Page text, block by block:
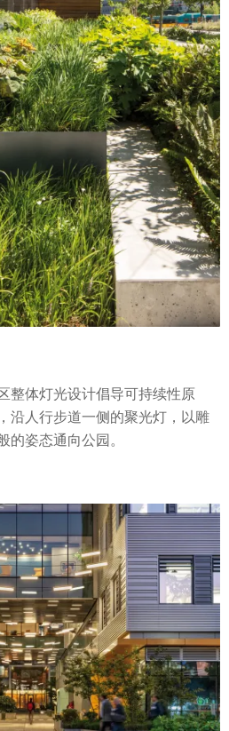
整体灯光设计倡导可持续性原
沿人行步道一侧的聚光灯，以雕
的姿态通向公园。